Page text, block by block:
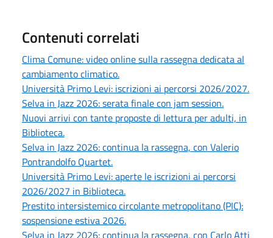
Contenuti correlati
Clima Comune: video online sulla rassegna dedicata al
cambiamento climatico.
Università Primo Levi: iscrizioni ai percorsi 2026/2027.
Selva in Jazz 2026: serata finale con jam session.
Nuovi arrivi con tante proposte di lettura per adulti, in
Biblioteca.
Selva in Jazz 2026: continua la rassegna, con Valerio
Pontrandolfo Quartet.
Università Primo Levi: aperte le iscrizioni ai percorsi
2026/2027 in Biblioteca.
Prestito intersistemico circolante metropolitano (PIC):
sospensione estiva 2026.
Selva in Jazz 2026: continua la rassegna, con Carlo Atti